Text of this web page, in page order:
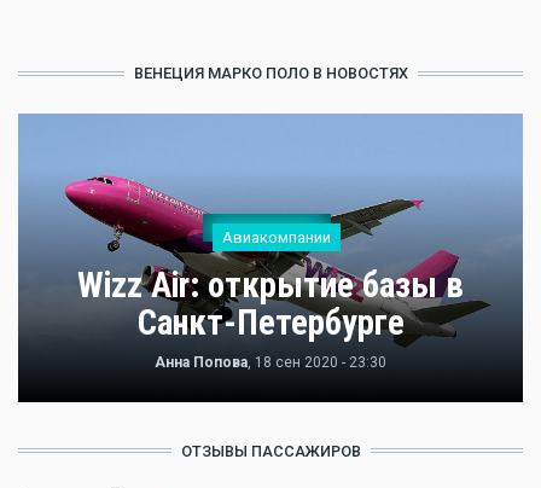
ВЕНЕЦИЯ МАРКО ПОЛО В НОВОСТЯХ
Авиакомпании
Wizz Air: открытие базы в
Санкт-Петербурге
Анна Попова, 18 сен 2020 - 23:30
ОТЗЫВЫ ПАССАЖИРОВ